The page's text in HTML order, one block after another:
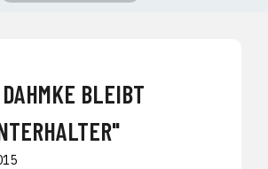
BLEIBT